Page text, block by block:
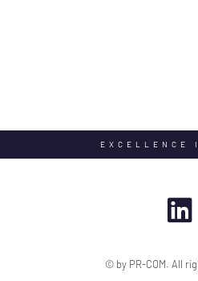
EXCELLENCE
© by PR-COM. All